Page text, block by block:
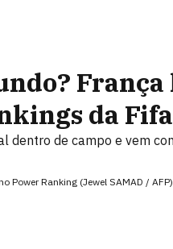
da
dentro de campo e vem
Power Ranking (Jewel SAMAD / AFP)